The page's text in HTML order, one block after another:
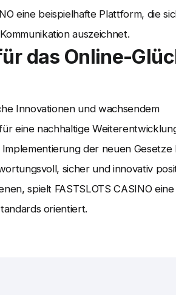
eine beispielhafte Plattform, die
auszeichnet.
das Online-
Innovationen und wachsendem
eine nachhaltige
der neuen Gesetze
sicher und innovativ
spielt FASTSLOTS CASINO
orientiert.